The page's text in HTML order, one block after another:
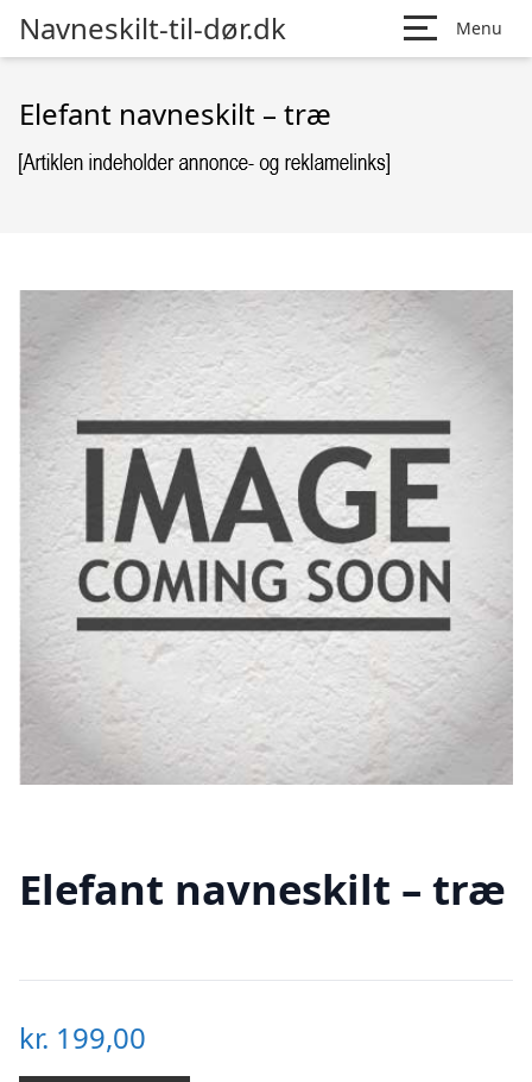
Navneskilt-til-dør.dk Menu
Elefant navneskilt – træ
Elefant navneskilt – træ
kr. 199,00